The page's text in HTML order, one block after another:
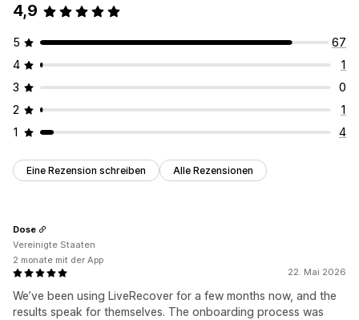
4,9
5
67
4
1
3
0
2
1
1
4
Eine Rezension schreiben Alle Rezensionen
22. Mai 2026
We’ve been using LiveRecover for a few months now, and the
results speak for themselves. The onboarding process was
Dose
Vereinigte Staaten
2 monate mit der App